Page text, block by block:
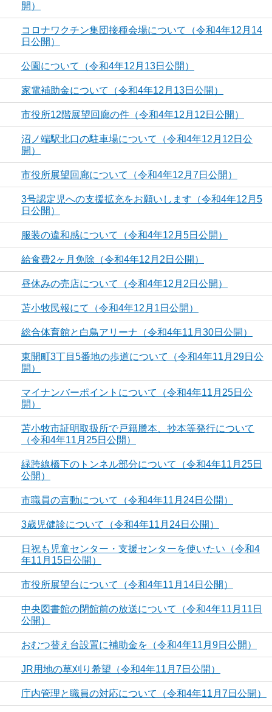
開）
コロナワクチン集団接種会場について（令和4年12月14
日公開）
公園について（令和4年12月13日公開）
家電補助金について（令和4年12月13日公開）
市役所12階展望回廊の件（令和4年12月12日公開）
沼ノ端駅北口の駐車場について（令和4年12月12日公
開）
市役所展望回廊について（令和4年12月7日公開）
3号認定児への支援拡充をお願いします（令和4年12月5
日公開）
服装の違和感について（令和4年12月5日公開）
給食費2ヶ月免除（令和4年12月2日公開）
昼休みの売店について（令和4年12月2日公開）
苫小牧民報にて（令和4年12月1日公開）
総合体育館と白鳥アリーナ（令和4年11月30日公開）
東開町3丁目5番地の歩道について（令和4年11月29日公
開）
マイナンバーポイントについて（令和4年11月25日公
開）
苫小牧市証明取扱所で戸籍謄本、抄本等発行について
（令和4年11月25日公開）
緑跨線橋下のトンネル部分について（令和4年11月25日
公開）
市職員の言動について（令和4年11月24日公開）
3歳児健診について（令和4年11月24日公開）
日祝も児童センター・支援センターを使いたい（令和4
年11月15日公開）
市役所展望台について（令和4年11月14日公開）
中央図書館の閉館前の放送について（令和4年11月11日
公開）
おむつ替え台設置に補助金を（令和4年11月9日公開）
JR用地の草刈り希望（令和4年11月7日公開）
庁内管理と職員の対応について（令和4年11月7日公開）